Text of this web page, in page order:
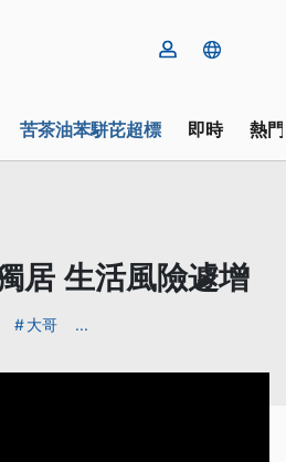
苦茶油苯駢芘超標 即時 熱
居 生活風險遽增
大哥 ...